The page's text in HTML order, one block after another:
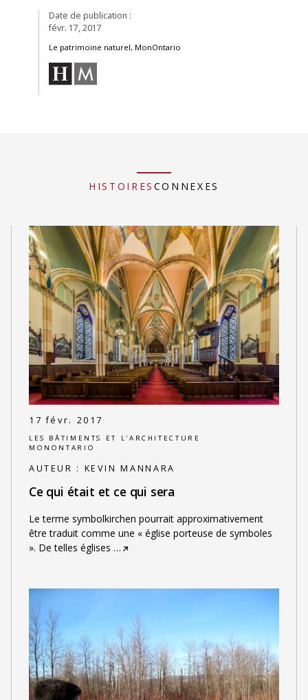
Date de publication :
févr. 17, 2017
Le patrimoine naturel, MonOntario
HISTOIRES CONNEXES
17 févr. 2017
LES BÂTIMENTS ET L'ARCHITECTURE
MONONTARIO
AUTEUR : KEVIN MANNARA
Ce qui était et ce qui sera
Le terme symbolkirchen pourrait approximativement
être traduit comme une « église porteuse de symboles
». De telles églises …